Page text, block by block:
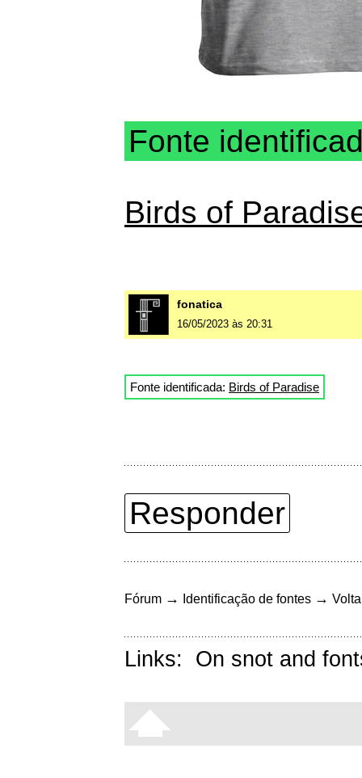
Fonte
Birds of
fonatica
16/05/2023 às 20:31
Fonte identificada: Birds of Paradise
Responder
Fórum → Identificação de fontes →
Links: On snot and